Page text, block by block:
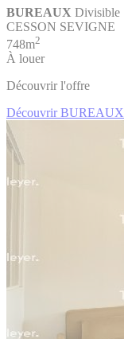
BUREAUX Divisible
CESSON SEVIGNE
748m2
À louer
Découvrir l'offre
Découvrir BUREAUX